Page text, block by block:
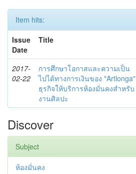
Item hits:
Issue
Date
Title
2017-
02-22
การศึกษาโอกาสและความเป็น
ไปได้ทางการเงินของ "Artlonga"
ธุรกิจให้บริการห้องมั่นคงสำหรับ
งานศิลปะ
Discover
Subject
ห้องมั่นคง